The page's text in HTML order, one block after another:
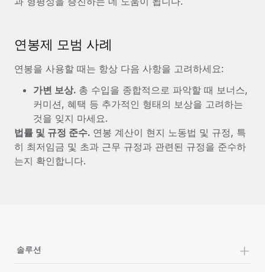
연봉제 모범 사례
연봉을 사용할 때는 항상 다음 사항을 고려하세요:
가변 보상. 총 수입을 종합적으로 파악할 때 보너스,
커미션, 혜택 등 추가적인 형태의 보상을 고려하는
것을 잊지 마세요.
법률 및 규정 준수. 연봉 계산이 현지 노동법 및 규정, 특
히 최저임금 및 초과 근무 규정과 관련된 규정을 준수하
는지 확인합니다.
솔루션 +